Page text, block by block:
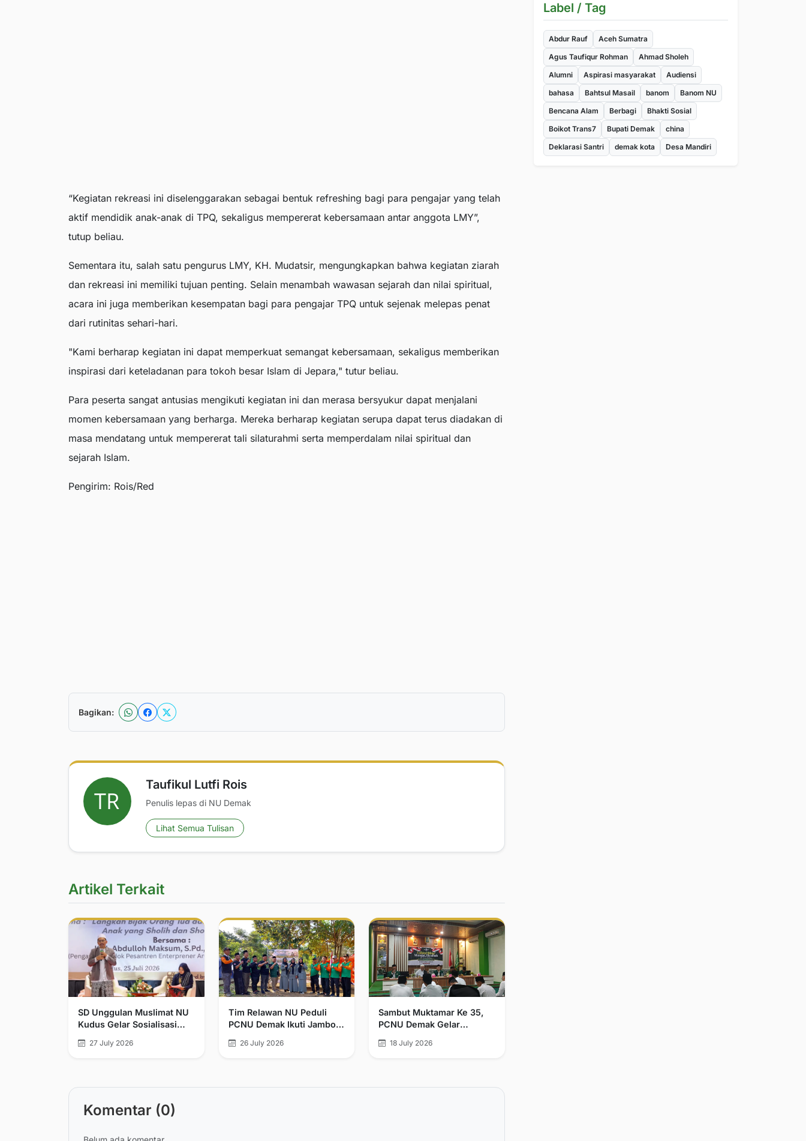
“Kegiatan rekreasi ini diselenggarakan sebagai bentuk refreshing bagi para pengajar yang telah
aktif mendidik anak-anak di TPQ, sekaligus mempererat kebersamaan antar anggota LMY”,
tutup beliau.
Sementara itu, salah satu pengurus LMY, KH. Mudatsir, mengungkapkan bahwa kegiatan ziarah
dan rekreasi ini memiliki tujuan penting. Selain menambah wawasan sejarah dan nilai spiritual,
acara ini juga memberikan kesempatan bagi para pengajar TPQ untuk sejenak melepas penat
dari rutinitas sehari-hari.
"Kami berharap kegiatan ini dapat memperkuat semangat kebersamaan, sekaligus memberikan
inspirasi dari keteladanan para tokoh besar Islam di Jepara," tutur beliau.
Para peserta sangat antusias mengikuti kegiatan ini dan merasa bersyukur dapat menjalani
momen kebersamaan yang berharga. Mereka berharap kegiatan serupa dapat terus diadakan di
masa mendatang untuk mempererat tali silaturahmi serta memperdalam nilai spiritual dan
sejarah Islam.
Pengirim: Rois/Red
Bagikan:
Taufikul Lutfi Rois
Penulis lepas di NU Demak
Lihat Semua Tulisan
Artikel Terkait
SD Unggulan Muslimat NU
Kudus Gelar Sosialisasi
Parenting
27 July 2026
Tim Relawan NU Peduli
PCNU Demak Ikuti Jambore
Kemanusiaan se-Jawa
26 July 2026
Sambut Muktamar Ke 35,
PCNU Demak Gelar
Bersama
18 July 2026
Komentar (0)
Label / Tag
Abdur Rauf
Aceh Sumatra
Agus Taufiqur Rohman
Ahmad Sholeh
Alumni
Aspirasi masyarakat
Audiensi
bahasa
Bahtsul Masail banom
Banom NU
Bencana Alam
Berbagi
Bhakti Sosial
Boikot Trans7
Bupati Demak
china
Deklarasi Santri
demak kota Desa Mandiri